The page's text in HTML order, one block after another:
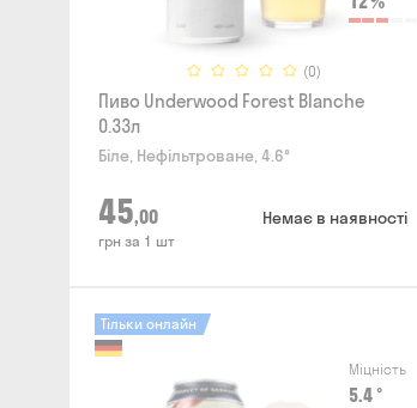
(0)
Пиво Underwood Forest Blanche
0.33л
Біле, Нефільтроване, 4.6°
45,00
грн за 1 шт
Немає в наявності
Міцність
5.4 °
Тільки онлайн